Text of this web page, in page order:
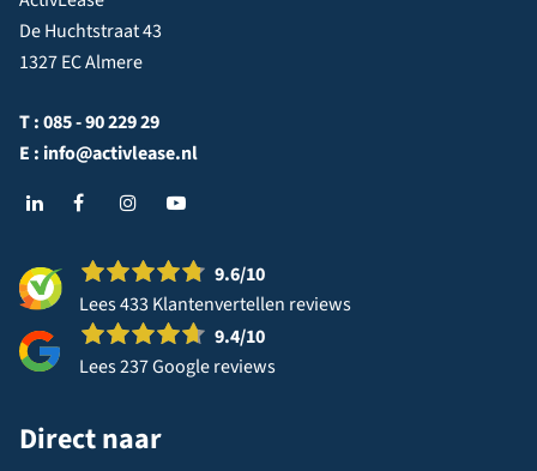
De Huchtstraat 43
1327 EC Almere
T :085 - 90 229 29
E : info@activlease.nl
9.6/10
Lees 433 Klantenvertellen reviews
9.4/10
Lees 237 Google reviews
Direct naar